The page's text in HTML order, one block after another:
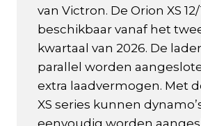
van Victron. De Orion XS 12/
beschikbaar vanaf het
kwartaal van 2026. De
parallel worden
extra laadvermogen. Met
XS series kunnen